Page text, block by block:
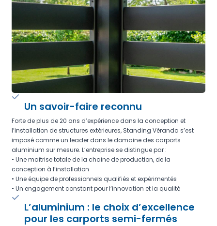
Un savoir-faire reconnu
Forte de plus de 20 ans d’expérience dans la conception et
l’installation de structures extérieures, Standing Véranda s’est
imposé comme un leader dans le domaine des carports
aluminium sur mesure. L’entreprise se distingue par :
• Une maîtrise totale de la chaîne de production, de la
conception à l’installation
• Une équipe de professionnels qualifiés et expérimentés
• Un engagement constant pour l’innovation et la qualité
L’aluminium : le choix d’excellence
pour les carports semi-fermés